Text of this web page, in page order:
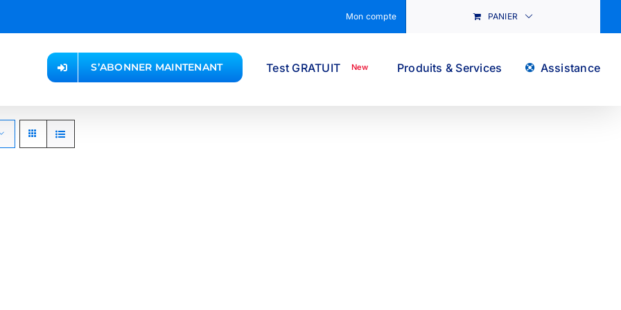
Mon compte PANIER
S’ABONNER MAINTENANT Test GRATUIT New Produits & Services Assistance